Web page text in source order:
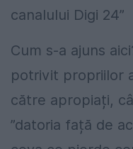
canalului Digi 24”
Cum s-a ajuns
potrivit propriilor
către apropiați,
”datoria față de